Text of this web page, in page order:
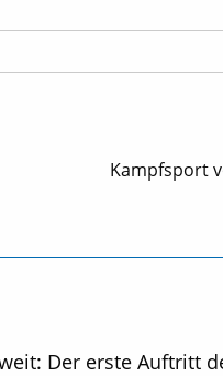
Kampfsport
Der erste Auftritt